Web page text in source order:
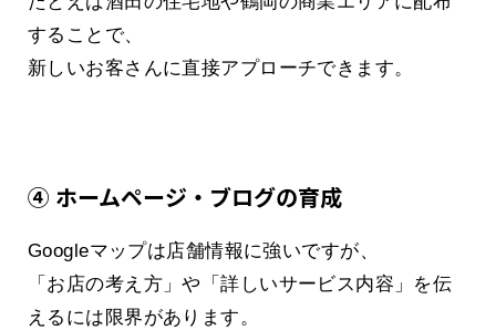
することで、
新しいお客さんに直接アプローチできます。
④ ホームページ・ブログの育成
Googleマップは店舗情報に強いですが、
「お店の考え方」や「詳しいサービス内容」を伝
えるには限界があります。